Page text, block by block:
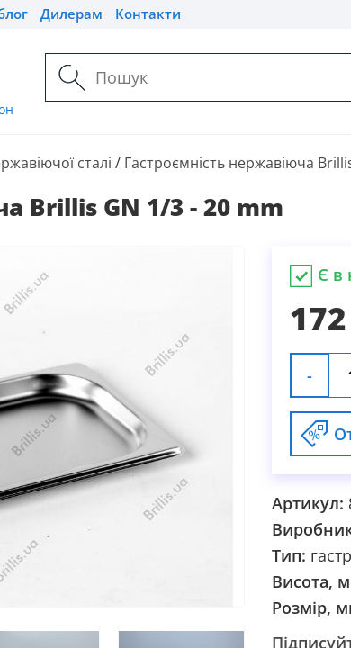
Дилерам Контакти
сталі / Гастроємність нержавіюча
Brillis GN 1/3 - 20 mm
Є в
-
Артикул:
Тип:
Висота,
Розмір,